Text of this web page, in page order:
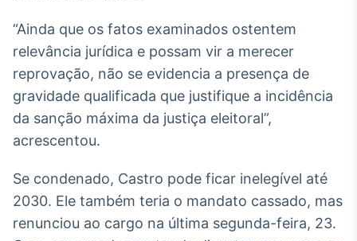
Broadcast
Ticker
Cotações e
headlines de
notícias
para conteúdos e
funcionalidades
“Ainda que os fatos examinados ostentem
relevância jurídica e possam vir a merecer
reprovação, não se evidencia a presença de
gravidade qualificada que justifique a incidência
da sanção máxima da justiça eleitoral”,
acrescentou.
Se condenado, Castro pode ficar inelegível até
2030. Ele também teria o mandato cassado, mas
renunciou ao cargo na última segunda-feira, 23.